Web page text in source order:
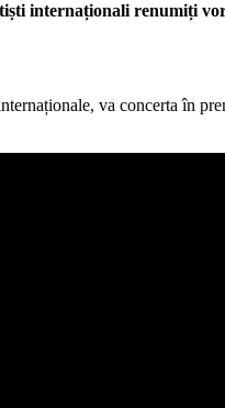
internaționali renumiți
va concerta în